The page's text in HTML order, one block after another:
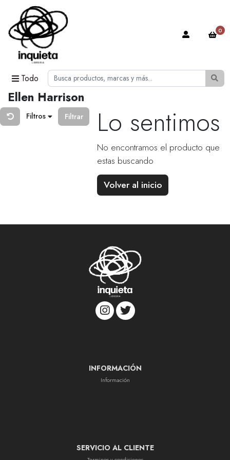
Todo
0
Ellen Harrison
Filtros Filtrar Lo sentimos
No encontramos el producto que
estas buscando
Volver al inicio
INFORMACIÓN
Información
SERVICIO AL CLIENTE